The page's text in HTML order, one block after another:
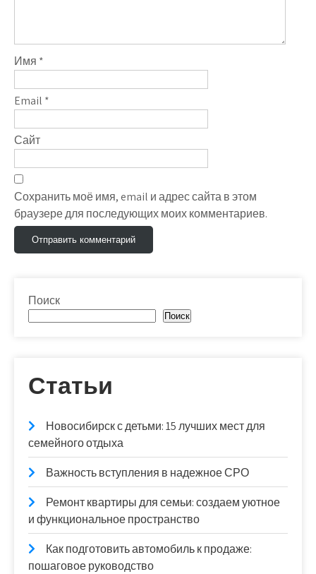
Имя *
Email *
Сайт
Сохранить моё имя, email и адрес сайта в этом
браузере для последующих моих комментариев.
Поиск
Поиск
Статьи
Новосибирск с детьми: 15 лучших мест для
семейного отдыха
Важность вступления в надежное СРО
Ремонт квартиры для семьи: создаем уютное
и функциональное пространство
Как подготовить автомобиль к продаже:
пошаговое руководство